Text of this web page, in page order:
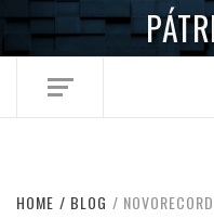
Skip
HOME BLOG NOVORECORD